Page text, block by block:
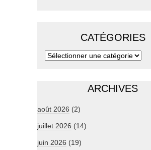
CATÉGORIES
ARCHIVES
août 2026 (2)
juillet 2026 (14)
juin 2026 (19)